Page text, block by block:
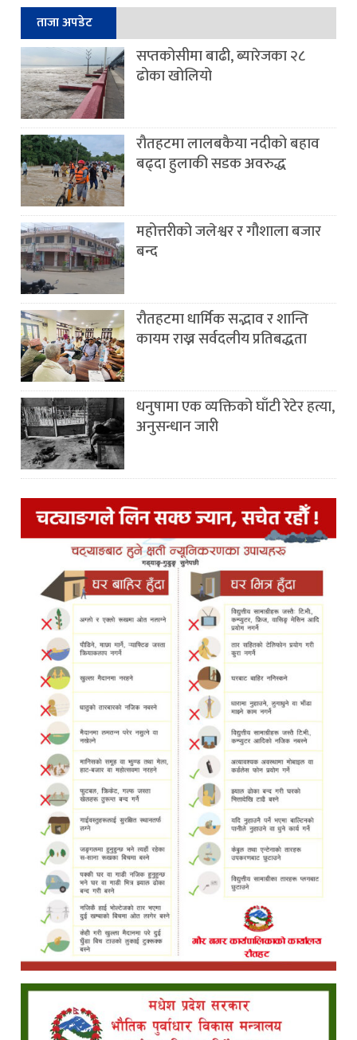
ताजा अपडेट
सप्तकोसीमा बाढी, ब्यारेजका २८
ढोका खोलियो
रौतहटमा लालबकैया नदीको बहाव
बढ्दा हुलाकी सडक अवरुद्ध
महोत्तरीको जलेश्वर र गौशाला बजार
बन्द
रौतहटमा धार्मिक सद्भाव र शान्ति
कायम राख्न सर्वदलीय प्रतिबद्धता
धनुषामा एक व्यक्तिको घाँटी रेटेर हत्या,
अनुसन्धान जारी